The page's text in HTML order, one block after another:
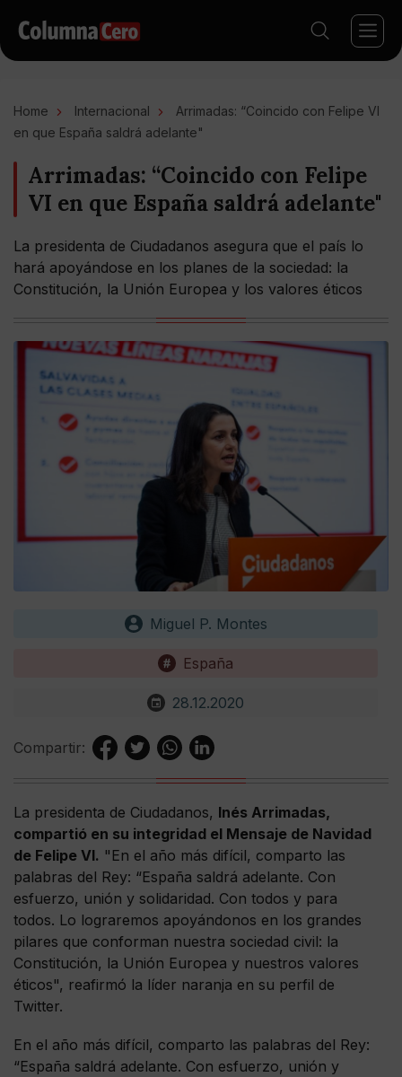
Home Internacional
Arrimadas: “Coincido con Felipe VI
en que España saldrá adelante"
Arrimadas: “Coincido con Felipe
VI en que España saldrá adelante"
La presidenta de Ciudadanos asegura que el país lo
hará apoyándose en los planes de la sociedad: la
Constitución, la Unión Europea y los valores éticos
Miguel P. Montes
España
28.12.2020
Compartir:
La presidenta de Ciudadanos, Inés Arrimadas,
compartió en su integridad el Mensaje de Navidad
de Felipe VI. "En el año más difícil, comparto las
palabras del Rey: “España saldrá adelante. Con
esfuerzo, unión y solidaridad. Con todos y para
todos. Lo lograremos apoyándonos en los grandes
pilares que conforman nuestra sociedad civil: la
Constitución, la Unión Europea y nuestros valores
éticos", reafirmó la líder naranja en su perfil de
Twitter.
En el año más difícil, comparto las palabras del Rey:
“España saldrá adelante. Con esfuerzo, unión y